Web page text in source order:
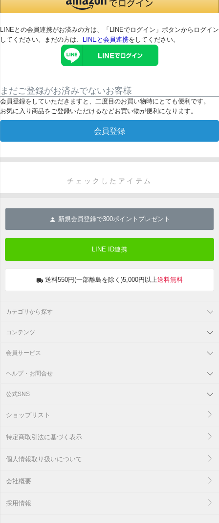
LINEとの会員連携がお済みの方は、「LINEでログイン」ボタンからログイン
してください。まだの方は、
LINEと会員連携をしてください。
まだご登録がお済みでないお客様
会員登録をしていただきますと、二度目のお買い物時にとても便利です。
お気に入り商品をご登録いただけるなどお買い物が便利になります。
会員登録
チェックしたアイテム
新規会員登録で300ポイントプレゼント
LINE ID連携
送料550円(一部離島を除く)5,000円以上送料無料
カテゴリから探す
コンテンツ
会員サービス
ヘルプ・お問合せ
公式SNS
ショップリスト
特定商取引法に基づく表示
個人情報取り扱いについて
会社概要
採用情報